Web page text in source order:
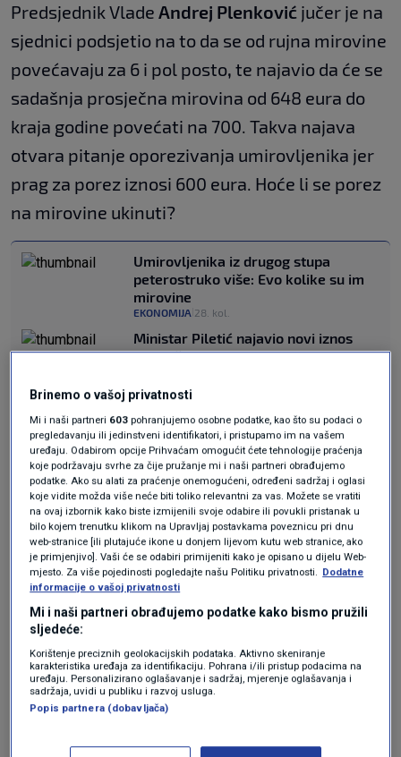
Predsjednik Vlade Andrej Plenković jučer je na
sjednici podsjetio na to da se od rujna mirovine
povećavaju za 6 i pol posto, te najavio da će se
sadašnja prosječna mirovina od 648 eura do
kraja godine povećati na 700. Takva najava
otvara pitanje oporezivanja umirovljenika jer
prag za porez iznosi 600 eura. Hoće li se porez
na mirovine ukinuti?
Umirovljenika iz drugog stupa
peterostruko više: Evo kolike su im
mirovine
EKONOMIJA 28. kol.
Ministar Piletić najavio novi iznos
prosječne mirovine u Hrvatskoj
Porez na mirovine plaćaju svi umirovljenici s
dohotkom većim od 600 eura. Hoće li tako
ostati i nakon rujna kad prosječna mirovina
poraste?
Taj se porez ne slijeva u državni, nego u
proračun lokalne samouprave - što je
nelogično ne samo umirovljenicima nego i
ministru financija.
"Malo je neuobičajena situacija da se na
mirovine plaća porez na dohodak. Porez na
dohodak je prihod lokalne samouprave. Stoga,
Brinemo o vašoj privatnosti
Mi i naši partneri 603 pohranjujemo osobne podatke, kao što su podaci o
pregledavanju ili jedinstveni identifikatori, i pristupamo im na vašem
uređaju. Odabirom opcije Prihvaćam omogućit ćete tehnologije praćenja
koje podržavaju svrhe za čije pružanje mi i naši partneri obrađujemo
podatke. Ako su alati za praćenje onemogućeni, određeni sadržaj i oglasi
koje vidite možda više neće biti toliko relevantni za vas. Možete se vratiti
na ovaj izbornik kako biste izmijenili svoje odabire ili povukli pristanak u
bilo kojem trenutku klikom na Upravljaj postavkama poveznicu pri dnu
web-stranice [ili plutajuće ikone u donjem lijevom kutu web stranice, ako
je primjenjivo]. Vaši će se odabiri primijeniti kako je opisano u dijelu Web-
mjesto. Za više pojedinosti pogledajte našu Politiku privatnosti.
Dodatne
informacije o vašoj privatnosti
Mi i naši partneri obrađujemo podatke kako bismo pružili
sljedeće:
Korištenje preciznih geolokacijskih podataka. Aktivno skeniranje
karakteristika uređaja za identifikaciju. Pohrana i/ili pristup podacima na
uređaju. Personalizirano oglašavanje i sadržaj, mjerenje oglašavanja i
sadržaja, uvidi u publiku i razvoj usluga.
Popis partnera (dobavljača)